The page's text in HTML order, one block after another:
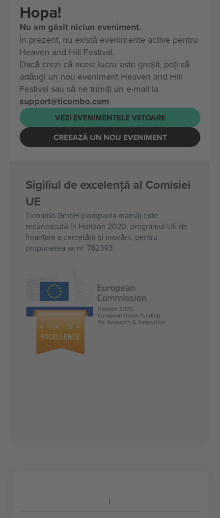
Hopa!
Nu am găsit niciun eveniment.
În prezent, nu există evenimente active pentru
Heaven and Hill Festival.
Dacă crezi că acest lucru este greșit, poți să
adăugi un nou eveniment Heaven and Hill
Festival sau să ne trimiți un e-mail la
support@ticombo.com
VEZI EVENIMENTELE VIITOARE
CREEAZĂ UN NOU EVENIMENT
Sigiliul de excelență al Comisiei
UE
Ticombo GmbH (compania mamă) este
recunoscută în Horizon 2020, programul UE de
finanțare a cercetării și inovării, pentru
propunerea sa nr. 782393.